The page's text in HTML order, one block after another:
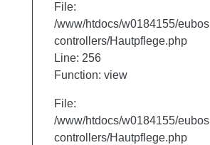
File:
/www/htdocs/w0184155/
controllers/Hautpflege.php
Line: 256
Function: view
File:
/www/htdocs/w0184155/
controllers/Hautpflege.php
File:
/www/htdocs/w0184155/
controllers/Hautpflege.php
Line: 256
Function: view
File:
/www/htdocs/w0184155/
controllers/Hautpflege.php